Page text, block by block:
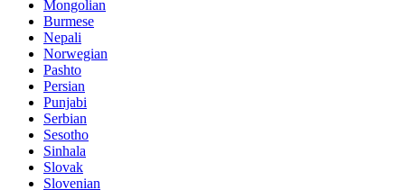
Mongolian
Burmese
Nepali
Norwegian
Pashto
Persian
Punjabi
Serbian
Sesotho
Sinhala
Slovak
Slovenian